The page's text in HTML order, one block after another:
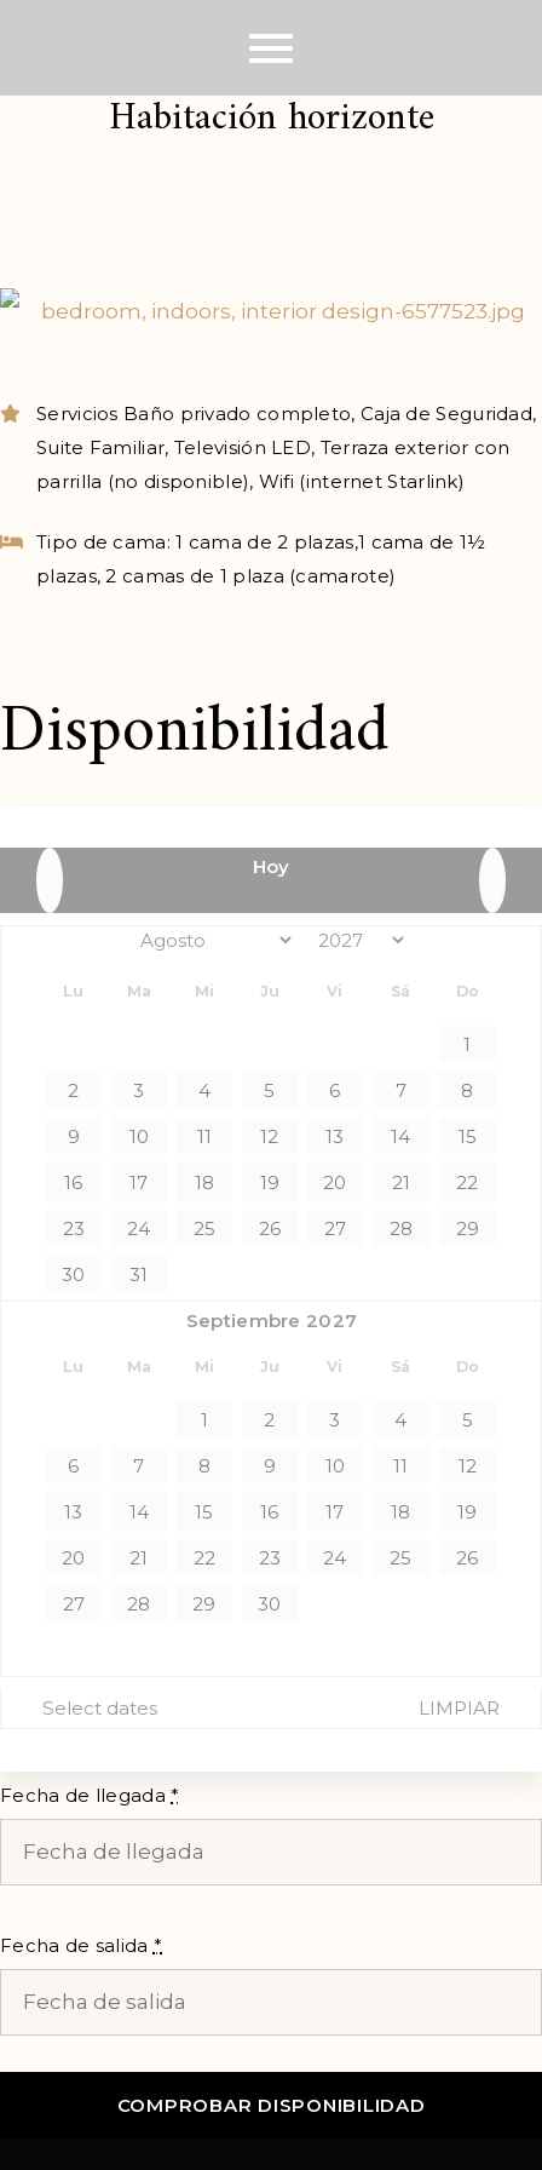
Habitación horizonte
Servicios Baño privado completo, Caja de Seguridad,
Suite Familiar, Televisión LED, Terraza exterior con
parrilla (no disponible), Wifi (internet Starlink)
Tipo de cama: 1 cama de 2 plazas,1 cama de 1½
plazas, 2 camas de 1 plaza (camarote)
Disponibilidad
<Ant
Hoy
Sig>
Lu Ma Mi Ju Vi Sá Do
1
2
3 4 5 6 7
8
9
10 11 12 13 14
15
16
17 18 19 20 21
22
23
24 25 26 27 28
29
30
31
Septiembre 2027
Lu Ma Mi Ju Vi Sá Do
1 2 3 4
5
6
7 8 9 10 11
12
13
14 15 16 17 18
19
20
21 22 23 24 25
26
27
28 29 30
Select dates LIMPIAR
Fecha de llegada*
Fecha de salida *